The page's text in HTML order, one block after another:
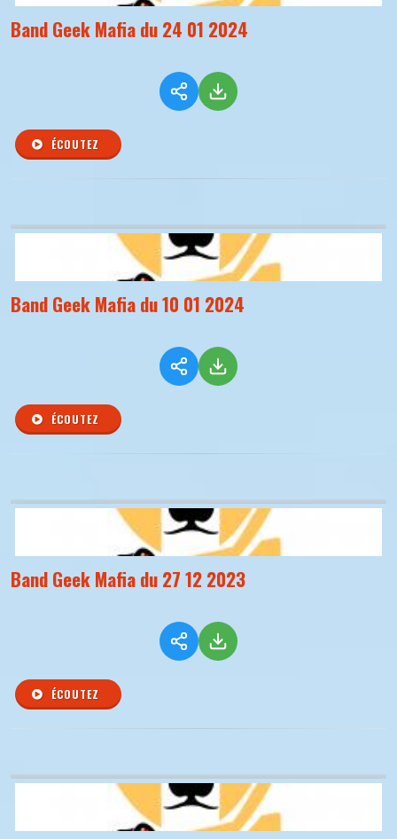
Band Geek Mafia du 24 01 2024
ÉCOUTEZ
Band Geek Mafia du 10 01 2024
ÉCOUTEZ
Band Geek Mafia du 27 12 2023
ÉCOUTEZ